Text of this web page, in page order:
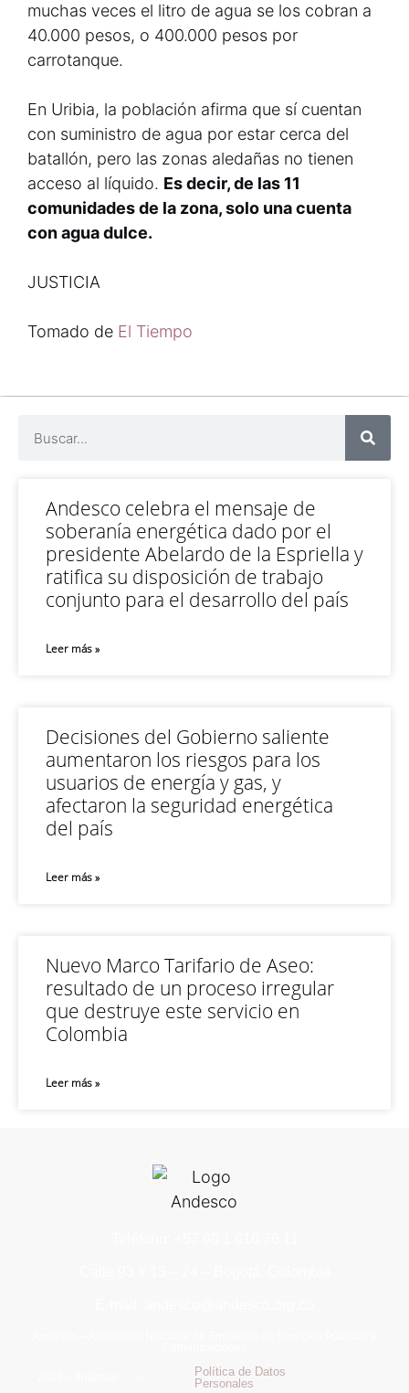
muchas veces el litro de agua se los cobran a
40.000 pesos, o 400.000 pesos por
carrotanque.
En Uribia, la población afirma que sí cuentan
con suministro de agua por estar cerca del
batallón, pero las zonas aledañas no tienen
acceso al líquido. Es decir, de las 11
comunidades de la zona, solo una cuenta
con agua dulce.
JUSTICIA
Tomado de El Tiempo
Andesco celebra el mensaje de
soberanía energética dado por el
presidente Abelardo de la Espriella y
ratifica su disposición de trabajo
conjunto para el desarrollo del país
Leer más »
Decisiones del Gobierno saliente
aumentaron los riesgos para los
usuarios de energía y gas, y
afectaron la seguridad energética
del país
Leer más »
Nuevo Marco Tarifario de Aseo:
resultado de un proceso irregular
que destruye este servicio en
Colombia
Leer más »
Política de Datos
Personales